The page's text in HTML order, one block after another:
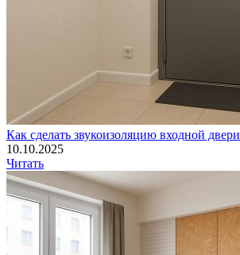
Как сделать звукоизоляцию входной двери
10.10.2025
Читать